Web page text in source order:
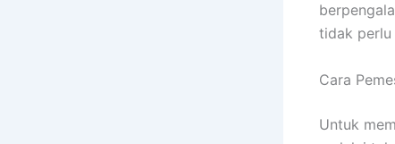
tidak perlu
Cara
Untuk